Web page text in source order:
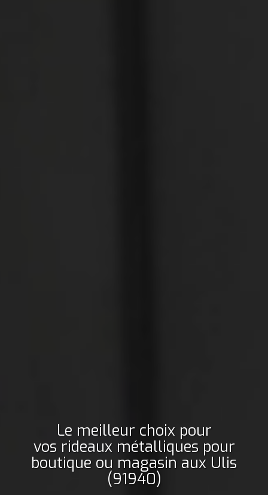
Le meilleur choix pour
vos rideaux métalliques pour
boutique ou magasin aux Ulis
(91940)